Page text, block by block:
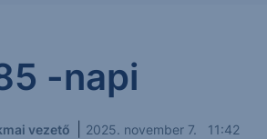
-napi
vezető 2025. november 7. 11:42